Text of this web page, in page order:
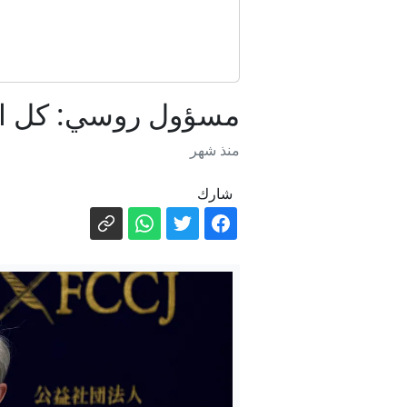
أبدى
مسؤول روسي: كل
منذ شهر
شارك